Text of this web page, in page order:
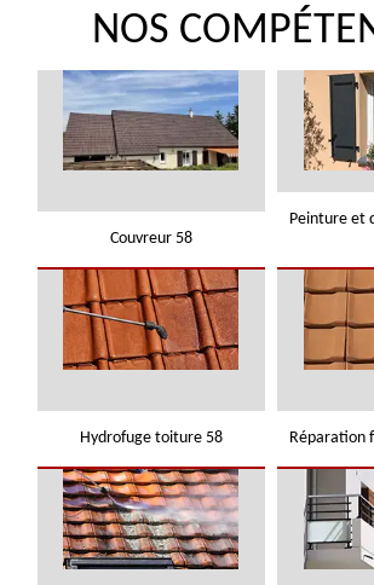
NOS
Couvreur 58
Peinture et
Hydrofuge toiture 58 Réparation